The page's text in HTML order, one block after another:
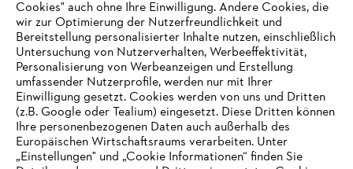
Unternehmen
Cookies" auch ohne Ihre Einwilligung. Andere Cookies, die
wir zur Optimierung der Nutzerfreundlichkeit und
Bereitstellung personalisierter Inhalte nutzen, einschließlich
Untersuchung von Nutzerverhalten, Werbeeffektivität,
Personalisierung von Werbeanzeigen und Erstellung
umfassender Nutzerprofile, werden nur mit Ihrer
Einwilligung gesetzt. Cookies werden von uns und Dritten
(z.B. Google oder Tealium) eingesetzt. Diese Dritten können
Ihre personenbezogenen Daten auch außerhalb des
Europäischen Wirtschaftsraums verarbeiten. Unter
„Einstellungen" und „Cookie Informationen“ finden Sie